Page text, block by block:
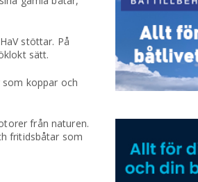
stöttar. På
sätt.
koppar och
från naturen.
fritidsbåtar som